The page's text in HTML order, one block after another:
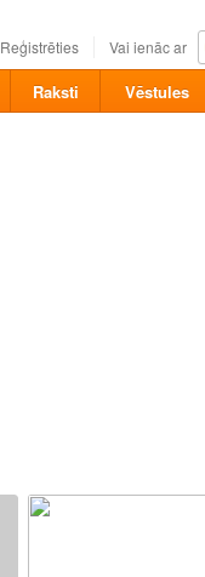
Reģistrēties Vai ienāc ar
Raksti Vēstules